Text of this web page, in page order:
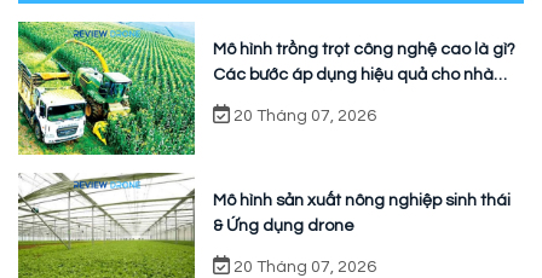
Mô hình trồng trọt công nghệ cao là gì?
Các bước áp dụng hiệu quả cho nhà
vườn
20 Tháng 07, 2026
Mô hình sản xuất nông nghiệp sinh thái
& Ứng dụng drone
20 Tháng 07, 2026